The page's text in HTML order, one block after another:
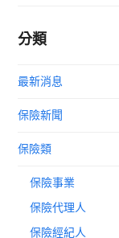
分類
最新消息
保險新聞
保險類
保險事業
保險代理人
保險經紀人